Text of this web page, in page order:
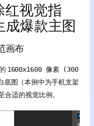
红视觉指
成爆款主图
画布
1600x1600 像素 (300
底图（本例中为手机支架
适的视觉比例。